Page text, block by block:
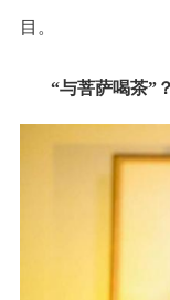
目。
“与菩萨喝茶”